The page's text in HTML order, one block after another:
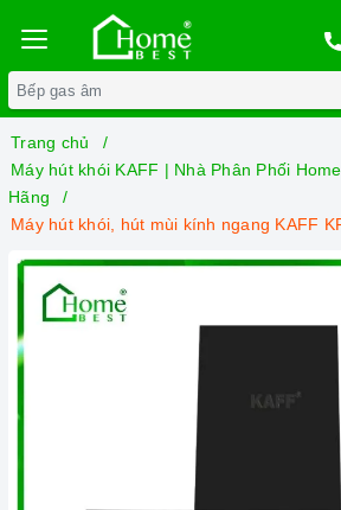
Trang chủ
Máy hút khói KAFF | Nhà Phân Phối
Hãng
Máy hút khói, hút mùi kính ngang KAFF